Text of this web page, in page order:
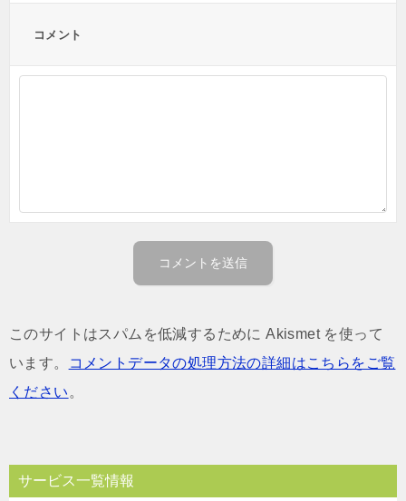
コメント
このサイトはスパムを低減するために Akismet を使って
います。
コメントデータの処理方法の詳細はこちらをご覧
ください 。
サービス一覧情報